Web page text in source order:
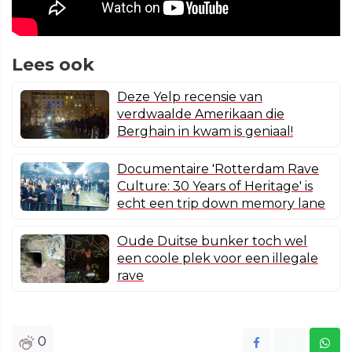
Lees ook
Deze Yelp recensie van
verdwaalde Amerikaan die
Berghain in kwam is geniaal!
Documentaire 'Rotterdam Rave
Culture: 30 Years of Heritage' is
echt een trip down memory lane
Oude Duitse bunker toch wel
een coole plek voor een illegale
rave
0